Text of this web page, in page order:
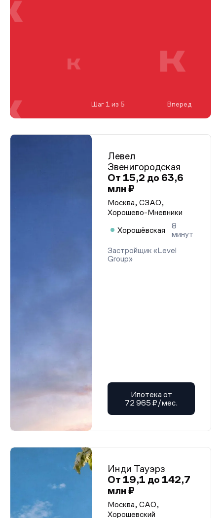
Левел
Звенигородская
От 15,2 до 63,6
млн ₽
Москва, СЗАО,
Хорошево-Мневники
Хорошёвская
8
минут
Застройщик «Level
Group»
Ипотека от
72 965 ₽/мес.
Инди Тауэрз
От 19,1 до 142,7
млн ₽
Москва, САО,
Хорошевский
Шаг 1 из 5 Вперед